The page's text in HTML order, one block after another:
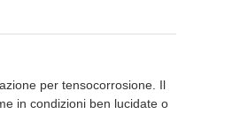
per tensocorrosione. Il
in condizioni ben lucidate o